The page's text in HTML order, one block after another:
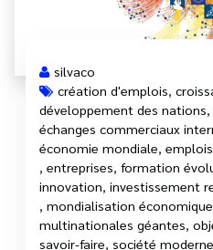
silvaco
création d'emplois,
développement des nations,
échanges commerciaux
économie mondiale,
, entreprises, formation
innovation, investissement
, mondialisation économique
multinationales géantes,
savoir-faire, société moderne